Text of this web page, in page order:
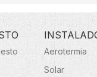
Aerotermia
Solar